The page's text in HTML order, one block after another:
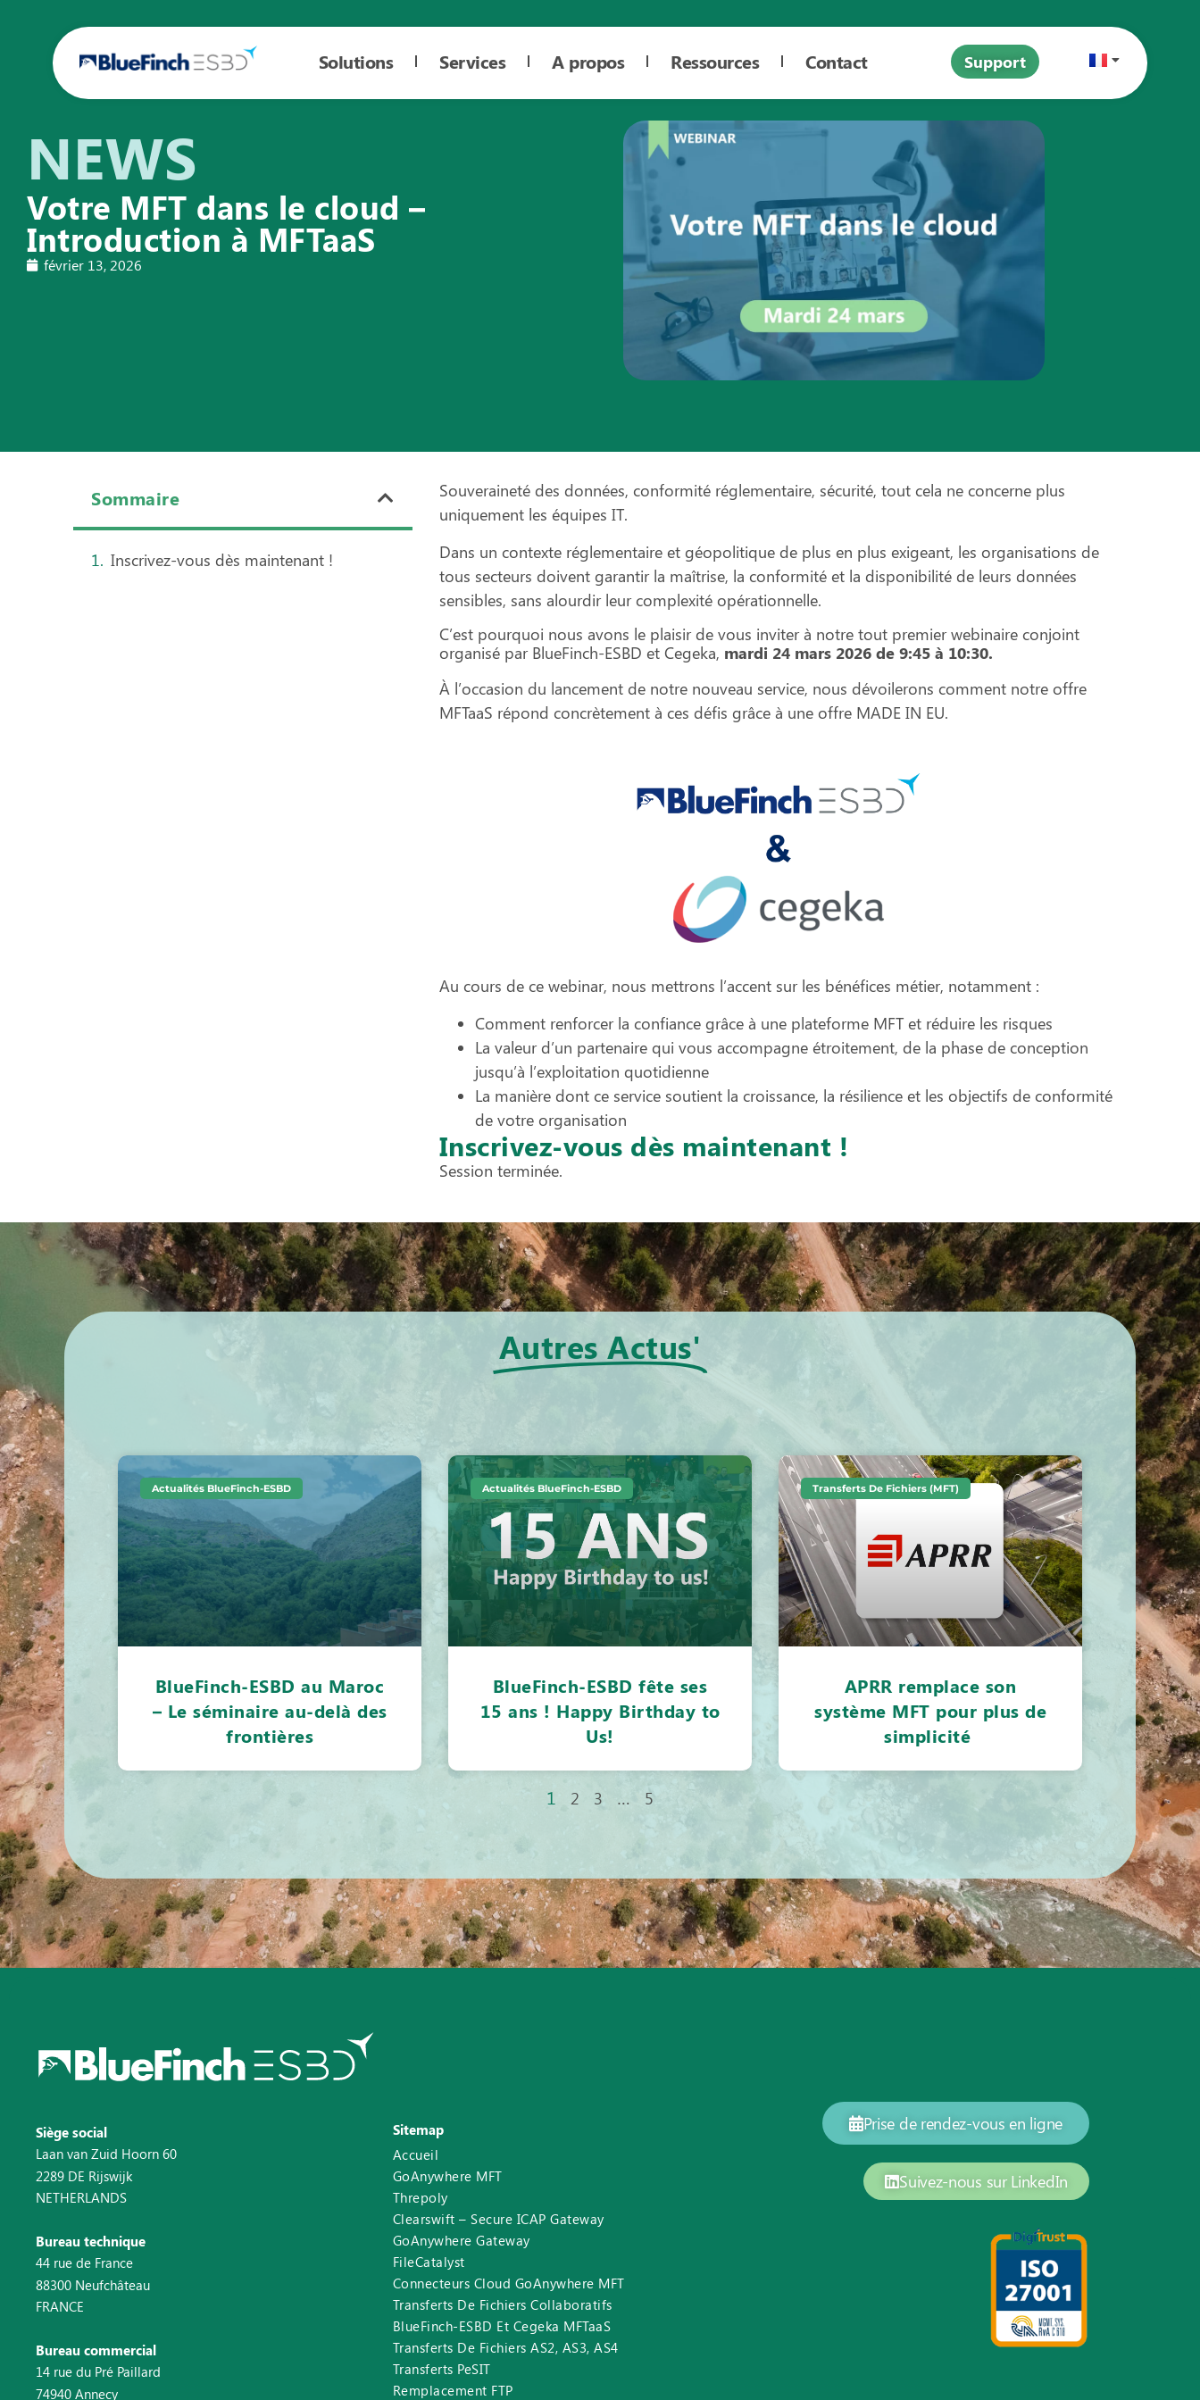
Solutions Services A propos Ressources Contact Support
NEWS
Votre MFT dans le cloud –
Introduction à MFTaaS
février 13, 2026
Sommaire
Inscrivez-vous dès maintenant !
Souveraineté des données, conformité réglementaire, sécurité, tout cela ne concerne plus
uniquement les équipes IT.
Dans un contexte réglementaire et géopolitique de plus en plus exigeant, les organisations de
tous secteurs doivent garantir la maîtrise, la conformité et la disponibilité de leurs données
sensibles, sans alourdir leur complexité opérationnelle.
C’est pourquoi nous avons le plaisir de vous inviter à notre tout premier webinaire conjoint
organisé par BlueFinch-ESBD et Cegeka, mardi 24 mars 2026 de 9:45 à 10:30.
À l’occasion du lancement de notre nouveau service, nous dévoilerons comment notre offre
MFTaaS répond concrètement à ces défis grâce à une offre MADE IN EU.
Au cours de ce webinar, nous mettrons l’accent sur les bénéfices métier, notamment :
Comment renforcer la confiance grâce à une plateforme MFT et réduire les risques
La valeur d’un partenaire qui vous accompagne étroitement, de la phase de conception
jusqu’à l’exploitation quotidienne
La manière dont ce service soutient la croissance, la résilience et les objectifs de conformité
de votre organisation
Inscrivez-vous dès maintenant !
Session terminée.
Autres Actus'
Actualités BlueFinch-ESBD
BlueFinch-ESBD au Maroc
– Le séminaire au-delà des
frontières
Actualités BlueFinch-ESBD
BlueFinch-ESBD fête ses
15 ans ! Happy Birthday to
Us!
Transferts De Fichiers (MFT)
APRR remplace son
système MFT pour plus de
simplicité
1 2 3 … 5
Siège social
Laan van Zuid Hoorn 60
2289 DE Rijswijk
NETHERLANDS
Bureau technique
44 rue de France
88300 Neufchâteau
FRANCE
Bureau commercial
14 rue du Pré Paillard
74940 Annecy
Sitemap
Accueil
GoAnywhere MFT
Threpoly
Clearswift – Secure ICAP Gateway
GoAnywhere Gateway
FileCatalyst
Connecteurs Cloud GoAnywhere MFT
Transferts De Fichiers Collaboratifs
BlueFinch-ESBD Et Cegeka MFTaaS
Transferts De Fichiers AS2, AS3, AS4
Transferts PeSIT
Remplacement FTP
Prise de rendez-vous en ligne
Suivez-nous sur LinkedIn